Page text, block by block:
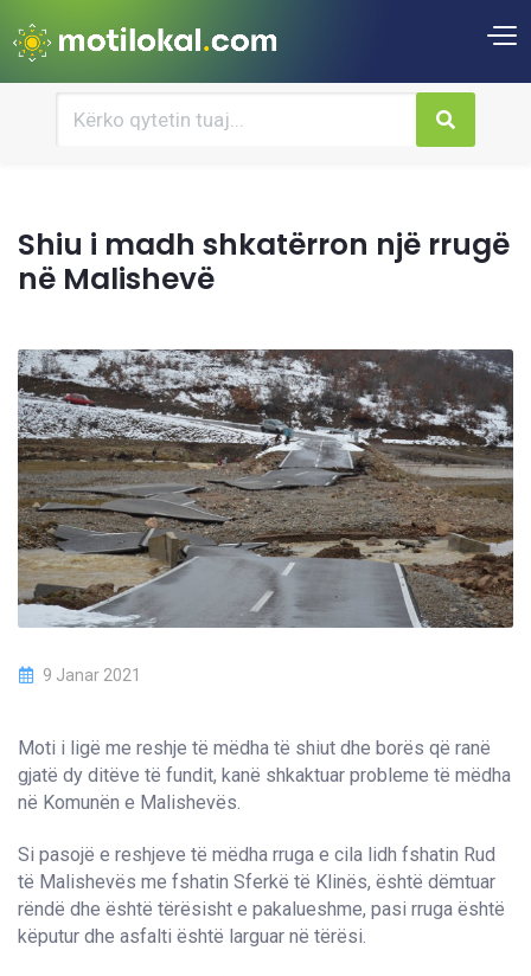
Shiu i madh shkatërron një rrugë
në Malishevë
9 Janar 2021
Moti i ligë me reshje të mëdha të shiut dhe borës që ranë
gjatë dy ditëve të fundit, kanë shkaktuar probleme të mëdha
në Komunën e Malishevës.
Si pasojë e reshjeve të mëdha rruga e cila lidh fshatin Rud
të Malishevës me fshatin Sferkë të Klinës, është dëmtuar
rëndë dhe është tërësisht e pakalueshme, pasi rruga është
këputur dhe asfalti është larguar në tërësi.